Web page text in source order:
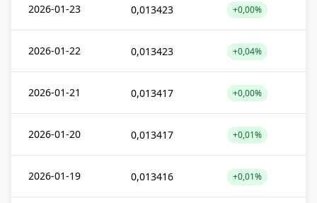
2026-01-23 0,013423 +0,00%
2026-01-22 0,013423 +0,04%
2026-01-21 0,013417 +0,00%
2026-01-20 0,013417 +0,01%
2026-01-19 0,013416 +0,01%